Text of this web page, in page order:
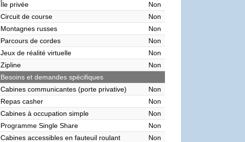
Île privée
Non
Circuit de course
Non
Montagnes russes
Non
Parcours de cordes
Non
Jeux de réalité virtuelle
Non
Zipline
Non
Besoins et demandes spécifiques
Cabines communicantes (porte privative)
Non
Repas casher
Non
Cabines à occupation simple
Non
Programme Single Share
Non
Cabines accessibles en fauteuil roulant
Non